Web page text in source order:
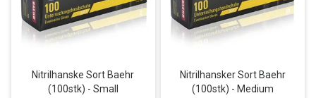
Nitrilhanske Sort Baehr
(100stk) - Small
Nitrilhansker Sort Baehr
(100stk) - Medium